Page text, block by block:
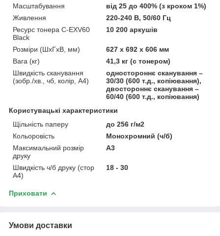
Масштабування
від 25 до 400% (з кроком 1%)
Живлення
220-240 В, 50/60 Гц
Ресурс тонера C-EXV60
Black
10 200 аркушів
Розміри (ШхГхВ, мм)
627 x 692 x 606 мм
Вага (кг)
41,3 кг (с тонером)
Швидкість сканування
(зобр./хв., чб, колір, А4)
одностороннє сканування –
30/30 (600 т.д., копіювання),
двостороннє сканування –
60/40 (600 т.д., копіювання)
Користувацькі характеристики
Щільність паперу
до 256 г/м2
Кольоровість
Монохромний (ч/б)
Максимальний розмір
друку
A3
Швидкість ч/б друку (стор
А4)
18 - 30
Приховати
Умови доставки